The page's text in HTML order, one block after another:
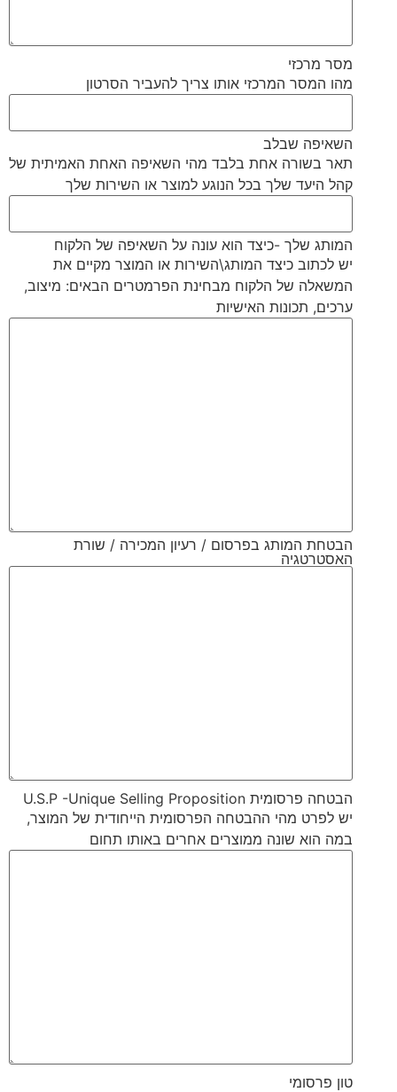
מסר מרכזי
מהו המסר המרכזי אותו צריך להעביר הסרטון
השאיפה שבלב
תאר בשורה אחת בלבד מהי השאיפה האחת האמיתית של
קהל היעד שלך בכל הנוגע למוצר או השירות שלך
המותג שלך -כיצד הוא עונה על השאיפה של הלקוח
יש לכתוב כיצד המותג\השירות או המוצר מקיים את
המשאלה של הלקוח מבחינת הפרמטרים הבאים: מיצוב,
ערכים, תכונות האישיות
הבטחת המותג בפרסום / רעיון המכירה / שורת
האסטרטגיה
הבטחה פרסומית U.S.P -Unique Selling Proposition
יש לפרט מהי ההבטחה הפרסומית הייחודית של המוצר,
במה הוא שונה ממוצרים אחרים באותו תחום
טון פרסומי